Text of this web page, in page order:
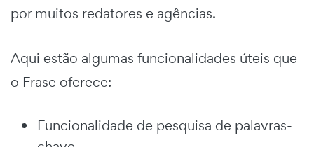
por muitos redatores e agências.
Aqui estão algumas funcionalidades úteis que
o Frase oferece:
Funcionalidade de pesquisa de palavras-